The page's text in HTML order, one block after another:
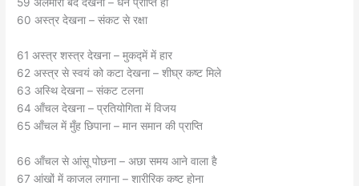
60 अस्त्र देखना – संकट से रक्षा
61 अस्त्र शस्त्र देखना – मुकद्में में हार
62 अस्त्र से स्वयं को कटा देखना – शीघ्र कष्ट मिले
63 अस्थि देखना – संकट टलना
64 आँचल देखना – प्रतियोगिता में विजय
65 आँचल में मुँह छिपाना – मान समान की प्राप्ति
66 आँचल से आंसू पोछना – अछा समय आने वाला है
67 आंखों में काजल लगाना – शारीरिक कष्ट होना